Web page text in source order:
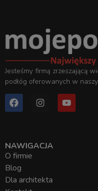
Jesteśmy firmą zrzeszającą
podłóg oferowanych w
NAWIGACJA
O firmie
Blog
Dla architekta